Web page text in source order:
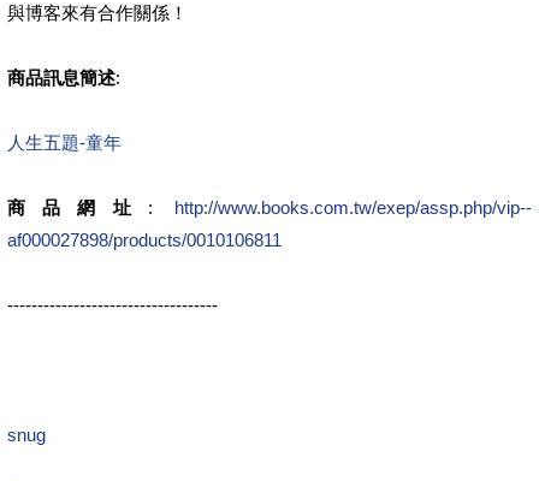
與博客來有合作關係！
商品訊息簡述:
人生五題-童年
商品網址 : http://www.books.com.tw/exep/assp.php/vip--
af000027898/products/0010106811
-----------------------------------
snug